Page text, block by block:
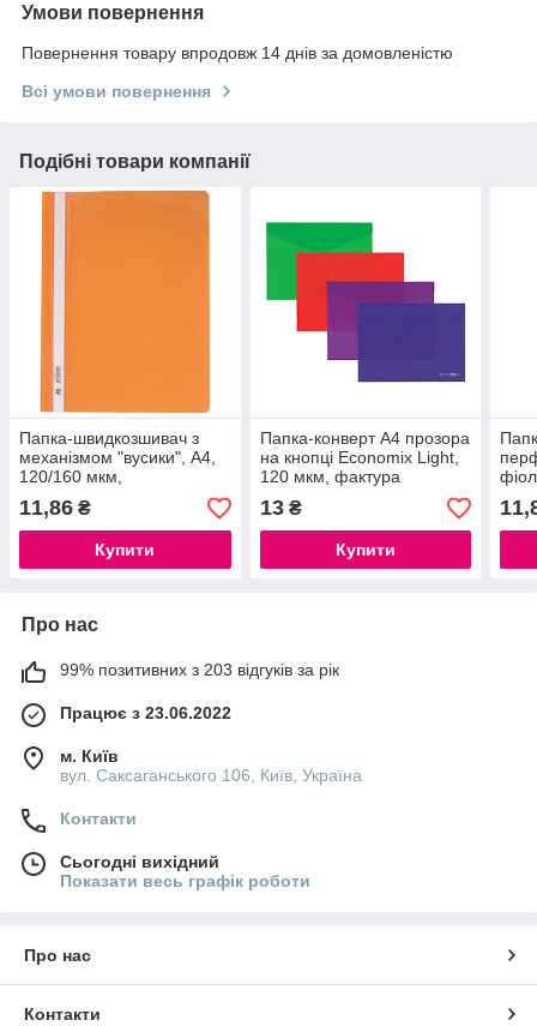
Умови повернення
Повернення товару впродовж 14 днів за домовленістю
Всі умови повернення
Подібні товари компанії
Папка-швидкозшивач з
механізмом "вусики", А4,
120/160 мкм,
помаранчева
11,86 ₴
Купити
Папка-конверт А4 прозора
на кнопці Economix Light,
120 мкм, фактура
"глянець", асорті
13₴
Купити
Про нас
99% позитивних з 203 відгуків за рік
Працює з 23.06.2022
м. Київ
вул. Саксаганського 106, Київ, Україна
Контакти
Сьогодні вихідний
Показати весь графік роботи
Про нас
Контакти